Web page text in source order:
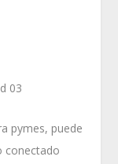
pymes, puede
conectado